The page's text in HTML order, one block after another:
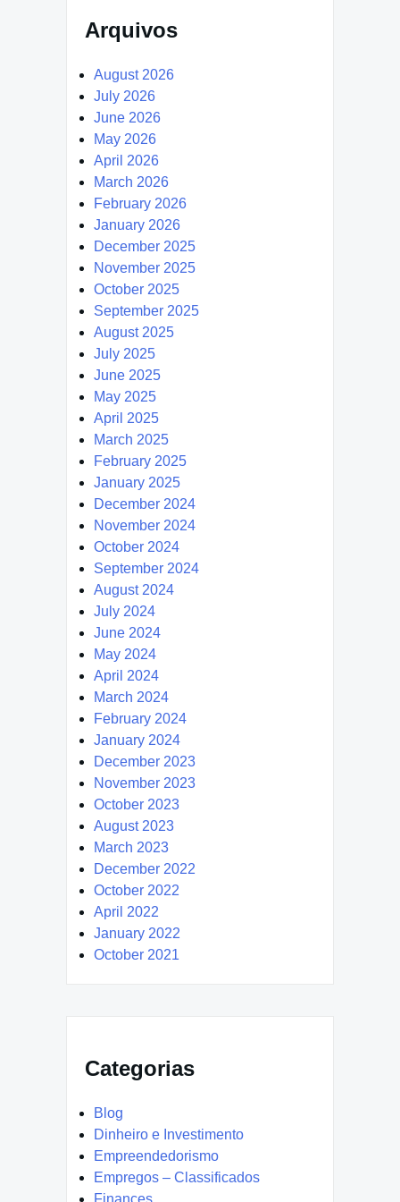
Arquivos
August 2026
July 2026
June 2026
May 2026
April 2026
March 2026
February 2026
January 2026
December 2025
November 2025
October 2025
September 2025
August 2025
July 2025
June 2025
May 2025
April 2025
March 2025
February 2025
January 2025
December 2024
November 2024
October 2024
September 2024
August 2024
July 2024
June 2024
May 2024
April 2024
March 2024
February 2024
January 2024
December 2023
November 2023
October 2023
August 2023
March 2023
December 2022
October 2022
April 2022
January 2022
October 2021
Categorias
Blog
Dinheiro e Investimento
Empreendedorismo
Empregos – Classificados
Finances